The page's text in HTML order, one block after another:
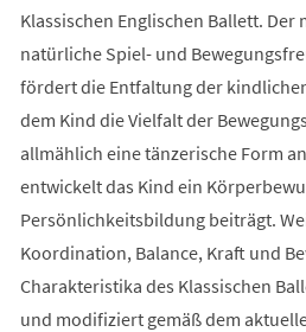
Klassischen Englischen Ballett.
natürliche Spiel- und
fördert die Entfaltung der
dem Kind die Vielfalt der
allmählich eine tänzerische Form
entwickelt das Kind ein
Persönlichkeitsbildung beiträgt.
Koordination, Balance, Kraft und
Charakteristika des Klassischen
und modifiziert gemäß dem